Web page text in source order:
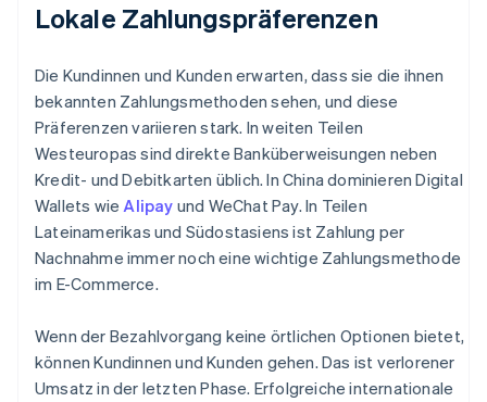
Lokale Zahlungspräferenzen
Die Kundinnen und Kunden erwarten, dass sie die ihnen
bekannten Zahlungsmethoden sehen, und diese
Präferenzen variieren stark. In weiten Teilen
Westeuropas sind direkte Banküberweisungen neben
Kredit- und Debitkarten üblich. In China dominieren Digital
Wallets wieAlipay und WeChat Pay. In Teilen
Lateinamerikas und Südostasiens ist Zahlung per
Nachnahme immer noch eine wichtige Zahlungsmethode
im E-Commerce.
Wenn der Bezahlvorgang keine örtlichen Optionen bietet,
können Kundinnen und Kunden gehen. Das ist verlorener
Umsatz in der letzten Phase. Erfolgreiche internationale